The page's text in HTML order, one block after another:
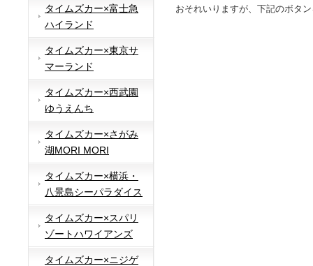
タイムズカー×富士急
ハイランド
タイムズカー×東京サ
マーランド
タイムズカー×西武園
ゆうえんち
タイムズカー×さがみ
湖MORI MORI
タイムズカー×横浜・
八景島シーパラダイス
タイムズカー×スパリ
ゾートハワイアンズ
タイムズカー×ニジゲ
おそれいりますが、下記のボタ